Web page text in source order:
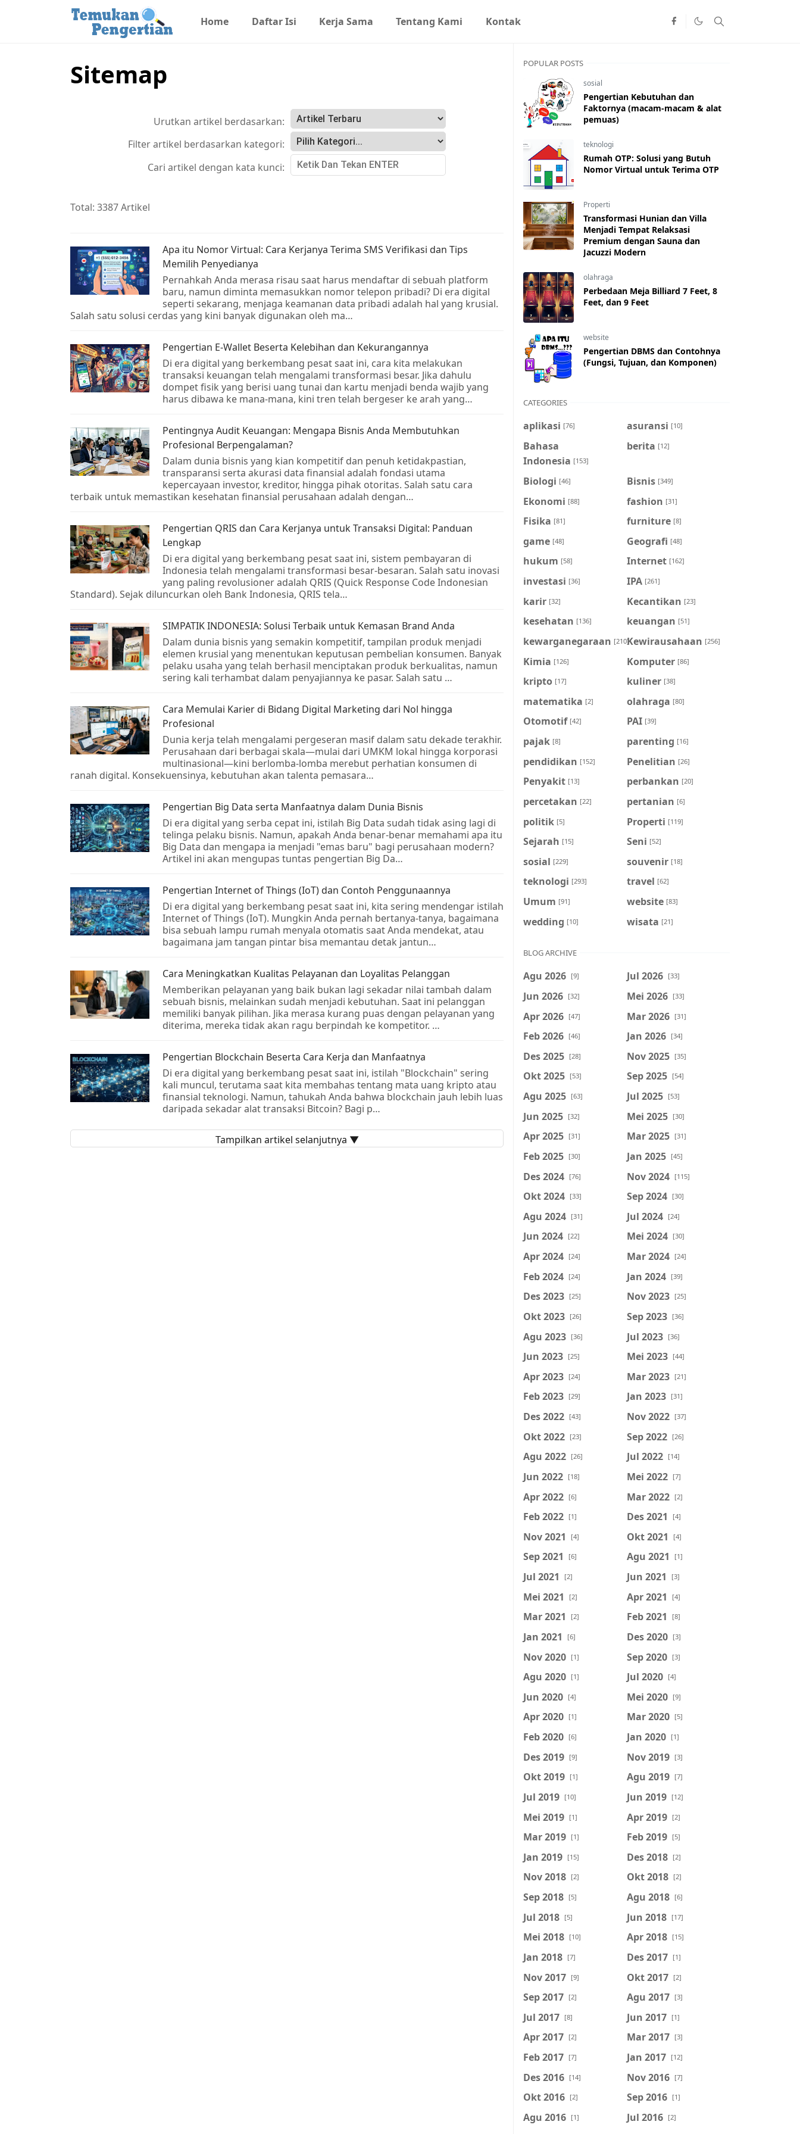
Home Daftar Isi Kerja Sama Tentang Kami Kontak
Sitemap
Urutkan artikel berdasarkan:
Filter artikel berdasarkan kategori:
Cari artikel dengan kata kunci:
Total: 3387 Artikel
Apa itu Nomor Virtual: Cara Kerjanya Terima SMS Verifikasi dan Tips
Memilih Penyedianya
Pernahkah Anda merasa risau saat harus mendaftar di sebuah platform
baru, namun diminta memasukkan nomor telepon pribadi? Di era digital
seperti sekarang, menjaga keamanan data pribadi adalah hal yang krusial.
Salah satu solusi cerdas yang kini banyak digunakan oleh ma…
Pengertian E-Wallet Beserta Kelebihan dan Kekurangannya
Di era digital yang berkembang pesat saat ini, cara kita melakukan
transaksi keuangan telah mengalami transformasi besar. Jika dahulu
dompet fisik yang berisi uang tunai dan kartu menjadi benda wajib yang
harus dibawa ke mana-mana, kini tren telah bergeser ke arah yang…
Pentingnya Audit Keuangan: Mengapa Bisnis Anda Membutuhkan
Profesional Berpengalaman?
Dalam dunia bisnis yang kian kompetitif dan penuh ketidakpastian,
transparansi serta akurasi data finansial adalah fondasi utama
kepercayaan investor, kreditor, hingga pihak otoritas. Salah satu cara
terbaik untuk memastikan kesehatan finansial perusahaan adalah dengan…
Pengertian QRIS dan Cara Kerjanya untuk Transaksi Digital: Panduan
Lengkap
Di era digital yang berkembang pesat saat ini, sistem pembayaran di
Indonesia telah mengalami transformasi besar-besaran. Salah satu inovasi
yang paling revolusioner adalah QRIS (Quick Response Code Indonesian
Standard). Sejak diluncurkan oleh Bank Indonesia, QRIS tela…
SIMPATIK INDONESIA: Solusi Terbaik untuk Kemasan Brand Anda
Dalam dunia bisnis yang semakin kompetitif, tampilan produk menjadi
elemen krusial yang menentukan keputusan pembelian konsumen. Banyak
pelaku usaha yang telah berhasil menciptakan produk berkualitas, namun
sering kali terhambat dalam penyajiannya ke pasar. Salah satu …
Cara Memulai Karier di Bidang Digital Marketing dari Nol hingga
Profesional
Dunia kerja telah mengalami pergeseran masif dalam satu dekade terakhir.
Perusahaan dari berbagai skala—mulai dari UMKM lokal hingga korporasi
multinasional—kini berlomba-lomba merebut perhatian konsumen di
ranah digital. Konsekuensinya, kebutuhan akan talenta pemasara…
Pengertian Big Data serta Manfaatnya dalam Dunia Bisnis
Di era digital yang serba cepat ini, istilah Big Data sudah tidak asing lagi di
telinga pelaku bisnis. Namun, apakah Anda benar-benar memahami apa itu
Big Data dan mengapa ia menjadi "emas baru" bagi perusahaan modern?
Artikel ini akan mengupas tuntas pengertian Big Da…
Pengertian Internet of Things (IoT) dan Contoh Penggunaannya
Di era digital yang berkembang pesat saat ini, kita sering mendengar istilah
Internet of Things (IoT). Mungkin Anda pernah bertanya-tanya, bagaimana
bisa sebuah lampu rumah menyala otomatis saat Anda mendekat, atau
bagaimana jam tangan pintar bisa memantau detak jantun…
Cara Meningkatkan Kualitas Pelayanan dan Loyalitas Pelanggan
Memberikan pelayanan yang baik bukan lagi sekadar nilai tambah dalam
sebuah bisnis, melainkan sudah menjadi kebutuhan. Saat ini pelanggan
memiliki banyak pilihan. Jika merasa kurang puas dengan pelayanan yang
diterima, mereka tidak akan ragu berpindah ke kompetitor. …
Pengertian Blockchain Beserta Cara Kerja dan Manfaatnya
Di era digital yang berkembang pesat saat ini, istilah "Blockchain" sering
kali muncul, terutama saat kita membahas tentang mata uang kripto atau
finansial teknologi. Namun, tahukah Anda bahwa blockchain jauh lebih luas
daripada sekadar alat transaksi Bitcoin? Bagi p…
Tampilkan artikel selanjutnya ▼
POPULAR POSTS
sosial
Pengertian Kebutuhan dan
Faktornya (macam-macam & alat
pemuas)
teknologi
Rumah OTP: Solusi yang Butuh
Nomor Virtual untuk Terima OTP
Properti
Transformasi Hunian dan Villa
Menjadi Tempat Relaksasi
Premium dengan Sauna dan
Jacuzzi Modern
olahraga
Perbedaan Meja Billiard 7 Feet, 8
Feet, dan 9 Feet
website
Pengertian DBMS dan Contohnya
(Fungsi, Tujuan, dan Komponen)
CATEGORIES
aplikasi [76] asuransi [10]
Bahasa
Indonesia [153]
berita [12]
Biologi [46] Bisnis [349]
Ekonomi [88] fashion [31]
Fisika [81] furniture [8]
game [48] Geografi [48]
hukum [58] Internet [162]
investasi [36] IPA [261]
karir [32] Kecantikan [23]
kesehatan [136] keuangan [51]
kewarganegaraan [210]Kewirausahaan [256]
Kimia [126] Komputer [86]
kripto [17] kuliner [38]
matematika [2] olahraga [80]
Otomotif [42] PAI [39]
pajak [8] parenting [16]
pendidikan [152] Penelitian [26]
Penyakit [13] perbankan [20]
percetakan [22] pertanian [6]
politik [5] Properti [119]
Sejarah [15] Seni [52]
sosial [229] souvenir [18]
teknologi [293] travel [62]
Umum [91] website [83]
wedding [10] wisata [21]
BLOG ARCHIVE
Agu 2026 [9] Jul 2026 [33]
Jun 2026 [32] Mei 2026 [33]
Apr 2026 [47] Mar 2026 [31]
Feb 2026 [46] Jan 2026 [34]
Des 2025 [28] Nov 2025 [35]
Okt 2025 [53] Sep 2025 [54]
Agu 2025 [63] Jul 2025 [53]
Jun 2025 [32] Mei 2025 [30]
Apr 2025 [31] Mar 2025 [31]
Feb 2025 [30] Jan 2025 [45]
Des 2024 [76] Nov 2024 [115]
Okt 2024 [33] Sep 2024 [30]
Agu 2024 [31] Jul 2024 [24]
Jun 2024 [22] Mei 2024 [30]
Apr 2024 [24] Mar 2024 [24]
Feb 2024 [24] Jan 2024 [39]
Des 2023 [25] Nov 2023 [25]
Okt 2023 [26] Sep 2023 [36]
Agu 2023 [36] Jul 2023 [36]
Jun 2023 [25] Mei 2023 [44]
Apr 2023 [24] Mar 2023 [21]
Feb 2023 [29] Jan 2023 [31]
Des 2022 [43] Nov 2022 [37]
Okt 2022 [23] Sep 2022 [26]
Agu 2022 [26] Jul 2022 [14]
Jun 2022 [18] Mei 2022 [7]
Apr 2022 [6] Mar 2022 [2]
Feb 2022 [1] Des 2021 [4]
Nov 2021 [4] Okt 2021 [4]
Sep 2021 [6] Agu 2021 [1]
Jul 2021 [2] Jun 2021 [3]
Mei 2021 [2] Apr 2021 [4]
Mar 2021 [2] Feb 2021 [8]
Jan 2021 [6] Des 2020 [3]
Nov 2020 [1] Sep 2020 [3]
Agu 2020 [1] Jul 2020 [4]
Jun 2020 [4] Mei 2020 [9]
Apr 2020 [1] Mar 2020 [5]
Feb 2020 [6] Jan 2020 [1]
Des 2019 [9] Nov 2019 [3]
Okt 2019 [1] Agu 2019 [7]
Jul 2019 [10] Jun 2019 [12]
Mei 2019 [1] Apr 2019 [2]
Mar 2019 [1] Feb 2019 [5]
Jan 2019 [15] Des 2018 [2]
Nov 2018 [2] Okt 2018 [2]
Sep 2018 [5] Agu 2018 [6]
Jul 2018 [5] Jun 2018 [17]
Mei 2018 [10] Apr 2018 [15]
Jan 2018 [7] Des 2017 [1]
Nov 2017 [9] Okt 2017 [2]
Sep 2017 [2] Agu 2017 [3]
Jul 2017 [8] Jun 2017 [1]
Apr 2017 [2] Mar 2017 [3]
Feb 2017 [7] Jan 2017 [12]
Des 2016 [14] Nov 2016 [7]
Okt 2016 [2] Sep 2016 [1]
Agu 2016 [1] Jul 2016 [2]